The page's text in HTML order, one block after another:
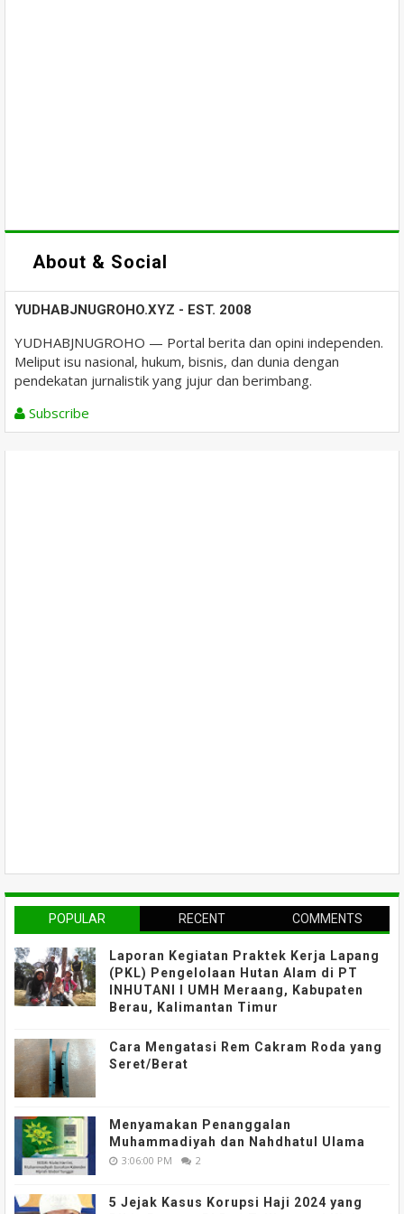
About & Social
YUDHABJNUGROHO.XYZ - EST. 2008
YUDHABJNUGROHO — Portal berita dan opini independen.
Meliput isu nasional, hukum, bisnis, dan dunia dengan
pendekatan jurnalistik yang jujur dan berimbang.
Subscribe
POPULAR RECENT COMMENTS
Laporan Kegiatan Praktek Kerja Lapang
(PKL) Pengelolaan Hutan Alam di PT
INHUTANI I UMH Meraang, Kabupaten
Berau, Kalimantan Timur
Cara Mengatasi Rem Cakram Roda yang
Seret/Berat
Menyamakan Penanggalan
Muhammadiyah dan Nahdhatul Ulama
3:06:00 PM 2
5 Jejak Kasus Korupsi Haji 2024 yang